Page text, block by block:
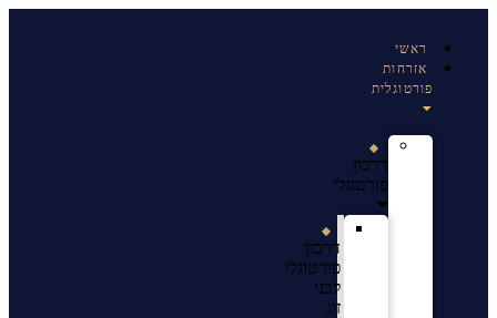
ראשי
אזרחות
פורטוגלית
דרכון
פורטוגלי
דרכון
פורטוגלי
לבני
זוג